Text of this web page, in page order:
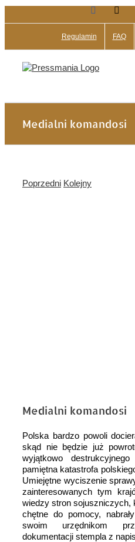
do
Facebook
Regulamin FAQ
Medialni komandosi
Poprzedni Kolejny
Medialni komandosi
Polska bardzo powoli
skąd nie będzie już
wyjątkowo
pamiętna katastrofa
Umiejętne wyciszenie
zainteresowanych tym
wiedzy stron sojuszniczych,
chętne do pomocy,
swoim urzędnikom
dokumentacji stempla z